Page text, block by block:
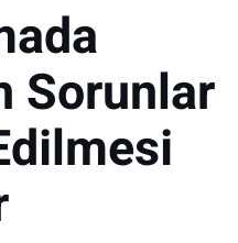
Sorunlar